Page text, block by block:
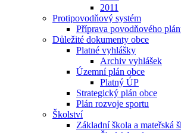
2011
Protipovodňový systém
Příprava povodňového
Důležité dokumenty obce
Platné vyhlášky
Archiv vyhlášek
Územní plán obce
Platný ÚP
Strategický plán obce
Plán rozvoje sportu
Školství
Základní škola a mateřská